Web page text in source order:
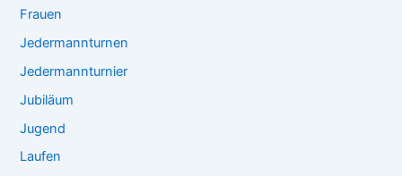
Frauen
Jedermannturnen
Jedermannturnier
Jubiläum
Jugend
Laufen